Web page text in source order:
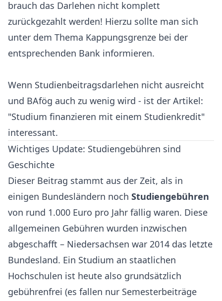
brauch das Darlehen nicht komplett
zurückgezahlt werden! Hierzu sollte man sich
unter dem Thema Kappungsgrenze bei der
entsprechenden Bank informieren.
Wenn Studienbeitragsdarlehen nicht ausreicht
und BAfög auch zu wenig wird - ist der Artikel:
"Studium finanzieren mit einem Studienkredit"
interessant.
Wichtiges Update: Studiengebühren sind
Geschichte
Dieser Beitrag stammt aus der Zeit, als in
einigen Bundesländern noch Studiengebühren
von rund 1.000 Euro pro Jahr fällig waren. Diese
allgemeinen Gebühren wurden inzwischen
abgeschafft – Niedersachsen war 2014 das letzte
Bundesland. Ein Studium an staatlichen
Hochschulen ist heute also grundsätzlich
gebührenfrei (es fallen nur Semesterbeiträge